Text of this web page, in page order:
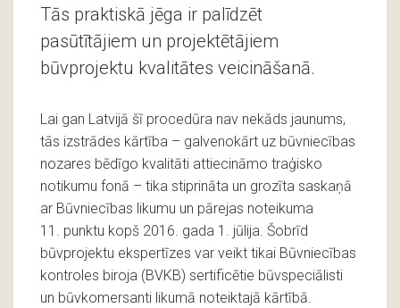
Tās praktiskā jēga ir palīdzēt
pasūtītājiem un projektētājiem
būvprojektu kvalitātes veicināšanā.
Lai gan Latvijā šī procedūra nav nekāds jaunums,
tās izstrādes kārtība – galvenokārt uz būvniecības
nozares bēdīgo kvalitāti attiecināmo traģisko
notikumu fonā – tika stiprināta un grozīta saskaņā
ar Būvniecības likumu un pārejas noteikuma
11. punktu kopš 2016. gada 1. jūlija. Šobrīd
būvprojektu ekspertīzes var veikt tikai Būvniecības
kontroles biroja (BVKB) sertificētie būvspeciālisti
un būvkomersanti likumā noteiktajā kārtībā.